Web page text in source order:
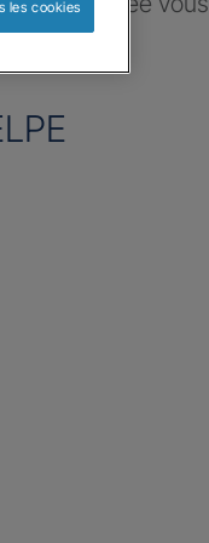
les cookies